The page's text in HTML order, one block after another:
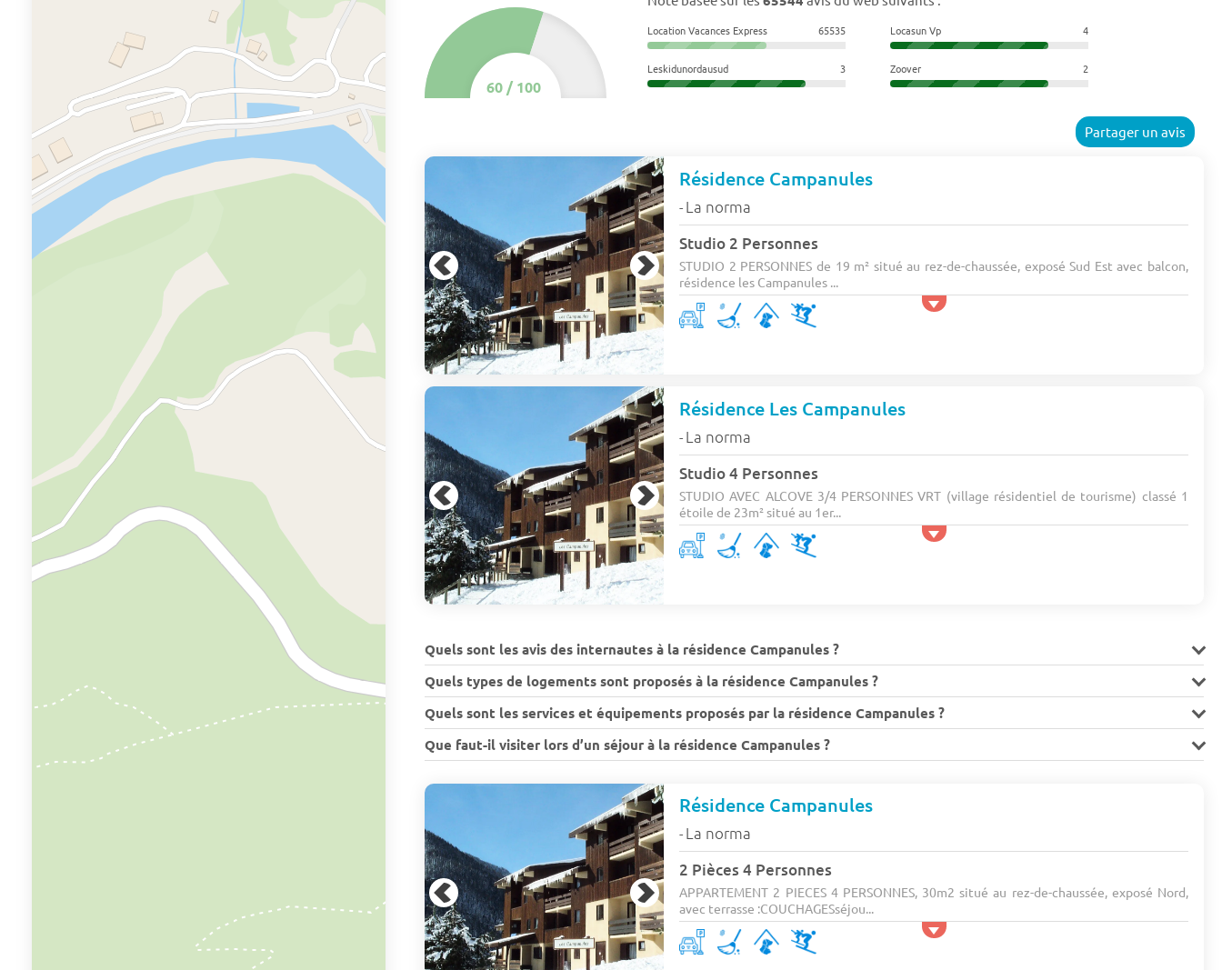
60/100
Location Vacances Express 65535 Locasun Vp 4
Leskidunordausud 3 Zoover 2
Partager un avis
Résidence Campanules
- La norma
Studio 2 Personnes
STUDIO 2 PERSONNES de 19 m² situé au rez-de-chaussée, exposé Sud Est avec balcon,
résidence les Campanules ...
Résidence Les Campanules
- La norma
Studio 4 Personnes
STUDIO AVEC ALCOVE 3/4 PERSONNES VRT (village résidentiel de tourisme) classé 1
étoile de 23m² situé au 1er...
Quels sont les avis des internautes à la résidence Campanules ?
Quels types de logements sont proposés à la résidence Campanules ?
Quels sont les services et équipements proposés par la résidence Campanules ?
Que faut-il visiter lors d’un séjour à la résidence Campanules ?
Résidence Campanules
- La norma
2 Pièces 4 Personnes
APPARTEMENT 2 PIECES 4 PERSONNES, 30m2 situé au rez-de-chaussée, exposé Nord,
avec terrasse :COUCHAGESséjou...